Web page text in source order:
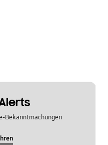
Bekanntmachungen